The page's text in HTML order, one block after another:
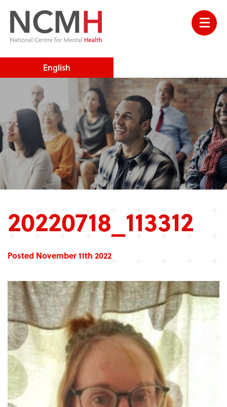
English
20220718_113312
Posted November 11th 2022